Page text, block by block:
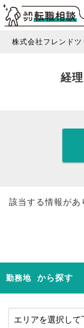
株式会社フレンドツ
経
該当する情報があ
勤務地 から探す